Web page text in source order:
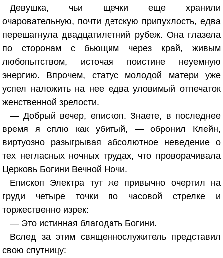
Девушка, чьи щечки еще хранили
очаровательную, почти детскую припухлость, едва
перешагнула двадцатилетний рубеж. Она глазела
по сторонам с бьющим через край, живым
любопытством, источая поистине неуемную
энергию. Впрочем, статус молодой матери уже
успел наложить на нее едва уловимый отпечаток
женственной зрелости.
— Добрый вечер, епископ. Знаете, в последнее
время я сплю как убитый, — обронил Клейн,
виртуозно разыгрывая абсолютное неведение о
тех негласных ночных трудах, что проворачивала
Церковь Богини Вечной Ночи.
Епископ Электра тут же привычно очертил на
груди четыре точки по часовой стрелке и
торжественно изрек:
— Это истинная благодать Богини.
Вслед за этим священнослужитель представил
свою спутницу: